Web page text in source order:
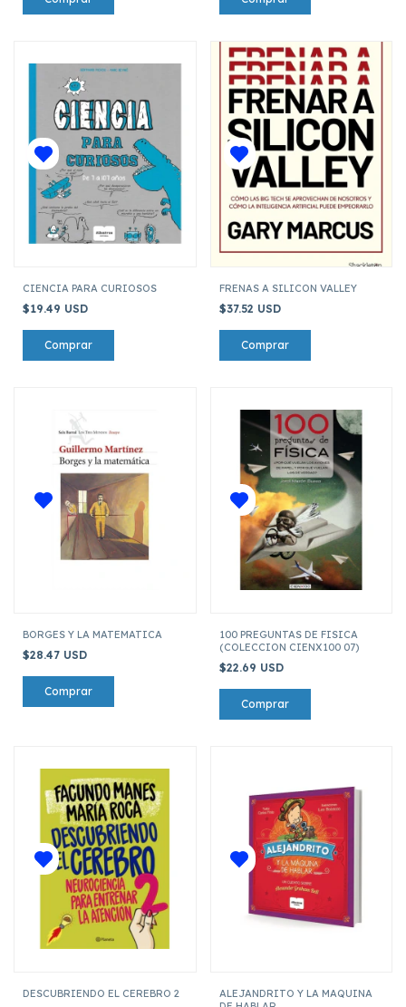
CIENCIA PARA CURIOSOS
$19.49 USD
FRENAS A SILICON VALLEY
$37.52 USD
BORGES Y LA MATEMATICA
$28.47 USD
100 PREGUNTAS DE FISICA
(COLECCION CIENX100 07)
$22.69 USD
DESCUBRIENDO EL CEREBRO 2
ALEJANDRITO Y LA MAQUINA